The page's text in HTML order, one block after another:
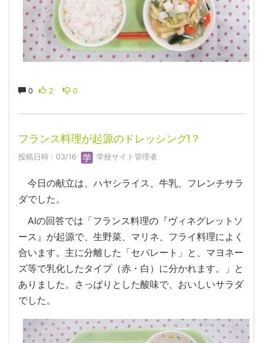
0 2 0
フランス料理が起源のドレッシング!？
投稿日時 : 03/16 学校サイト管理者
今日の献立は、ハヤシライス、牛乳、フレンチサラ
ダでした。
AIの回答では「フランス料理の『ヴィネグレットソ
ース』が起源で、生野菜、マリネ、フライ料理によく
合います。主に分離した「セパレート」と、マヨネー
ズ等で乳化したタイプ（赤・白）に分かれます。」と
ありました。さっぱりとした酸味で、おいしいサラダ
でした。